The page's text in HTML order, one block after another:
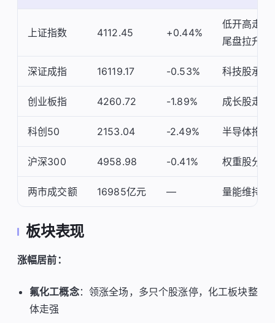
上证指数 4112.45 +0.44%
低开高走，
尾盘拉升
深证成指 16119.17 -0.53% 科技股承压
创业板指 4260.72 -1.89% 成长股走弱
科创50 2153.04 -2.49% 半导体拖累
沪深300 4958.98 -0.41% 权重股分化
两市成交额 16985亿元 — 量能维持高
板块表现
涨幅居前：
氟化工概念：领涨全场，多只个股涨停，化工板块整
体走强